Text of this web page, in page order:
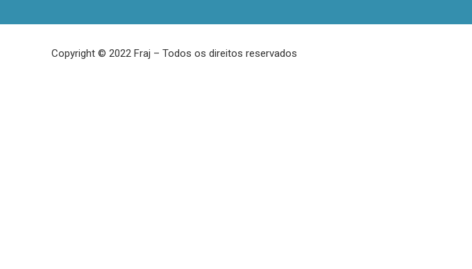
Copyright © 2022 Fraj – Todos os direitos reservados